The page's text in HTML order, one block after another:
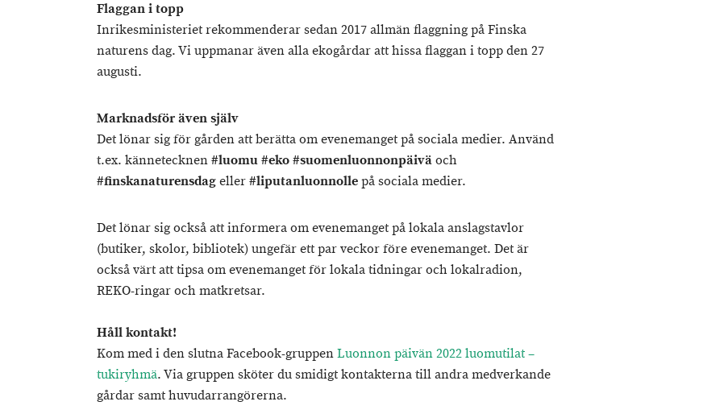
Flaggan i topp
Inrikesministeriet rekommenderar sedan 2017 allmän flaggning på Finska
naturens dag. Vi uppmanar även alla ekogårdar att hissa flaggan i topp den 27
augusti.
Marknadsför även själv
Det lönar sig för gården att berätta om evenemanget på sociala medier. Använd
t.ex. kännetecknen#luomu #eko #suomenluonnonpäiväoch
#finskanaturensdageller#liputanluonnollepå sociala medier.
Det lönar sig också att informera om evenemanget på lokala anslagstavlor
(butiker, skolor, bibliotek) ungefär ett par veckor före evenemanget. Det är
också värt att tipsa om evenemanget för lokala tidningar och lokalradion,
REKO-ringar och matkretsar.
Håll kontakt!
Kom med i den slutna Facebook-gruppenLuonnon päivän 2022 luomutilat –
tukiryhmä. Via gruppen sköter du smidigt kontakterna till andra medverkande
gårdar samt huvudarrangörerna.